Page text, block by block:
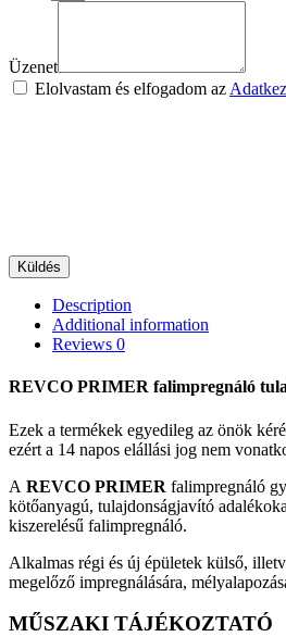
Üzenet
Elolvastam és elfogadom az
Küldés
Description
Additional information
Reviews 0
REVCO PRIMER falimpregnáló
Ezek a termékek egyedileg az önök
ezért a 14 napos elállási jog nem
A REVCO PRIMER falimpregnáló
kötőanyagú, tulajdonságjavító
kiszerelésű falimpregnáló.
Alkalmas régi és új épületek külső,
megelőző impregnálására,
MŰSZAKI TÁJÉKOZTATÓ